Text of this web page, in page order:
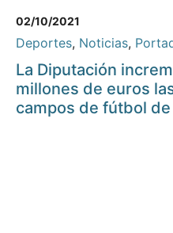
02/10/2021
Deportes, Noticias,
La Diputación
millones de euros
campos de fútbol